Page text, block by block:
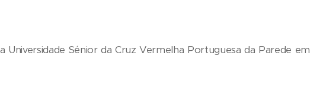
Sénior da Cruz Vermelha Portuguesa da Parede em